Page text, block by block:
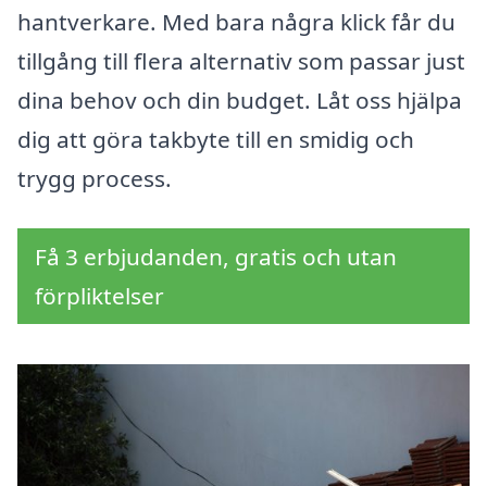
hantverkare. Med bara några klick får du
tillgång till flera alternativ som passar just
dina behov och din budget. Låt oss hjälpa
dig att göra takbyte till en smidig och
trygg process.
Få 3 erbjudanden, gratis och utan
förpliktelser